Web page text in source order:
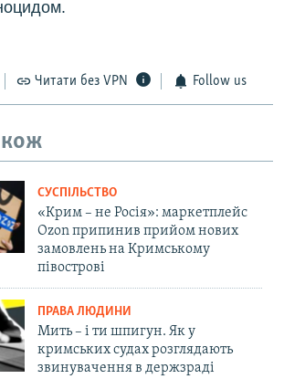
Читати без VPN Follow us
СУСПІЛЬСТВО
«Крим – не Росія»: маркетплейс
Ozon припинив прийом нових
замовлень на Кримському
півострові
ПРАВА ЛЮДИНИ
Мить – і ти шпигун. Як у
кримських судах розглядають
звинувачення в держзраді